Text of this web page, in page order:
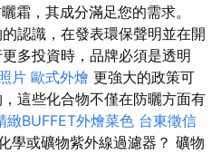
霜，其成分滿足您的需求。
認識，在發表環保聲明並在開
多投資時，品牌必須是透明
片 歐式外燴 更強大的政策可
這些化合物不僅在防曬方面有
緻BUFFET外燴菜色 台東徵信
學或礦物紫外線過濾器？ 礦物